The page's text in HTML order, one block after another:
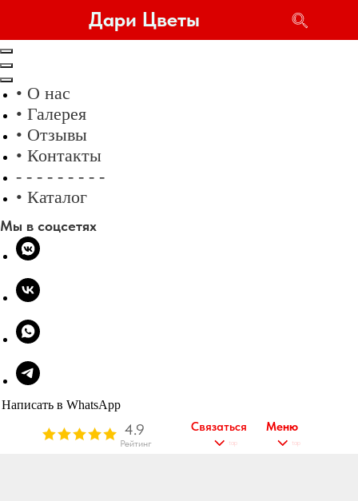
Дари Цветы
• О нас
• Галерея
• Отзывы
• Контакты
- - - - - - - - -
• Каталог
Мы в соцсетях
Написать в WhatsApp
Связаться
tap tap
4.9 Меню
Рейтинг